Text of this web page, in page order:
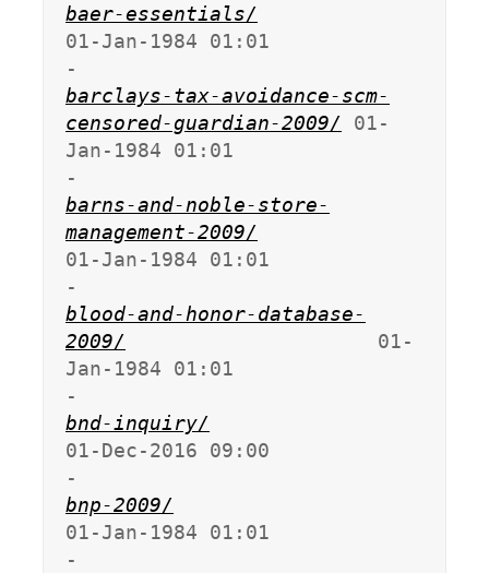
baer-essentials/
01-Jan-1984 01:01
barclays-tax-avoidance-scm-
censored-guardian-2009/ 01-
Jan-1984 01:01
barns-and-noble-store-
management-2009/
01-Jan-1984 01:01
blood-and-honor-database-
2009/
                     01-
Jan-1984 01:01
bnd-inquiry/
01-Dec-2016 09:00
bnp-2009/
01-Jan-1984 01:01